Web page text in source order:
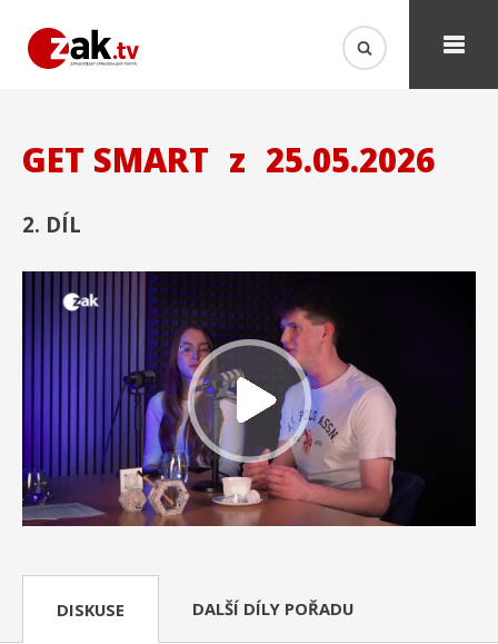
GET SMART z 25.05.2026
2. DÍL
DISKUSE DALŠÍ DÍLY POŘADU